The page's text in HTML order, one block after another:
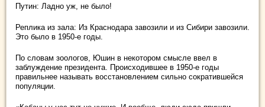
Путин: Ладно уж, не было!
Реплика из зала: Из Краснодара завозили и из Сибири завозили.
Это было в 1950-е годы.
По словам зоологов, Юшин в некотором смысле ввел в
заблуждение президента. Происходившее в 1950-е годы
правильнее называть восстановлением сильно сократившейся
популяции.